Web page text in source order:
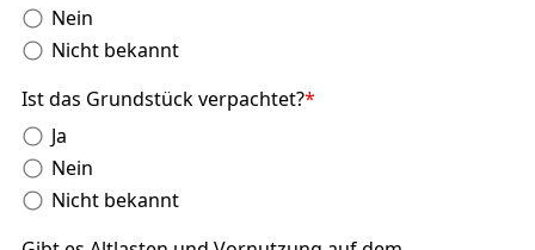
Nein
Nicht bekannt
Ist das Grundstück verpachtet?*
Ja
Nein
Nicht bekannt